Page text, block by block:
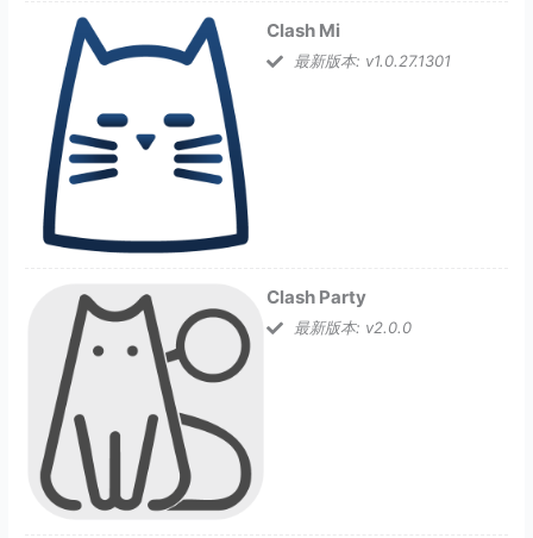
Clash Mi
最新版本: v1.0.27.1301
Clash Party
最新版本: v2.0.0